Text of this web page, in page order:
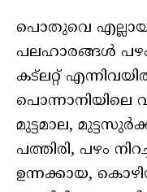
പൊതുവെ
പലഹാരങ്ങൾ
കട്ലറ്റ്
പൊന്നാനിയിലെ
മുട്ടമാല,
പത്തിരി, പഴം
ഉന്നക്കായ,